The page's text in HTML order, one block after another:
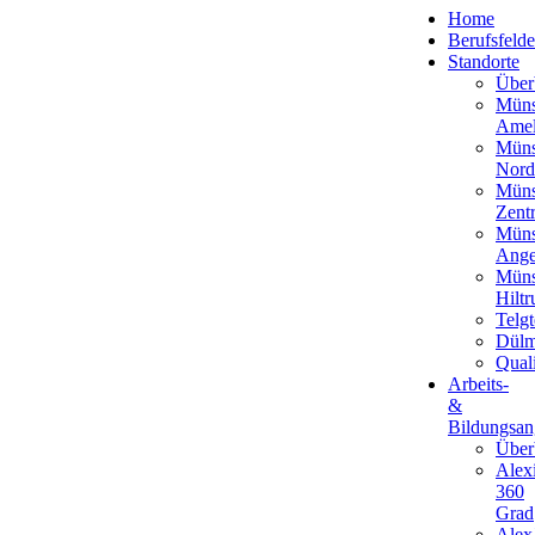
Home
Standorte
Nord
Arbeits-
&
360
Grad